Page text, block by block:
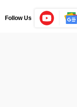
Follow Us